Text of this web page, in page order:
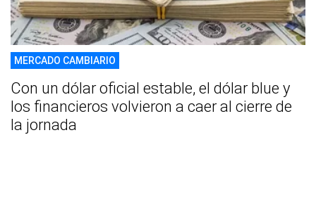
MERCADO CAMBIARIO
Con un dólar oficial estable, el dólar blue y
los financieros volvieron a caer al cierre de
la jornada